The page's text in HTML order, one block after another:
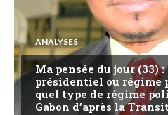
ANALYSES
Ma pensée du jour (33)
présidentiel ou régime
quel type de régime
Gabon d’après la